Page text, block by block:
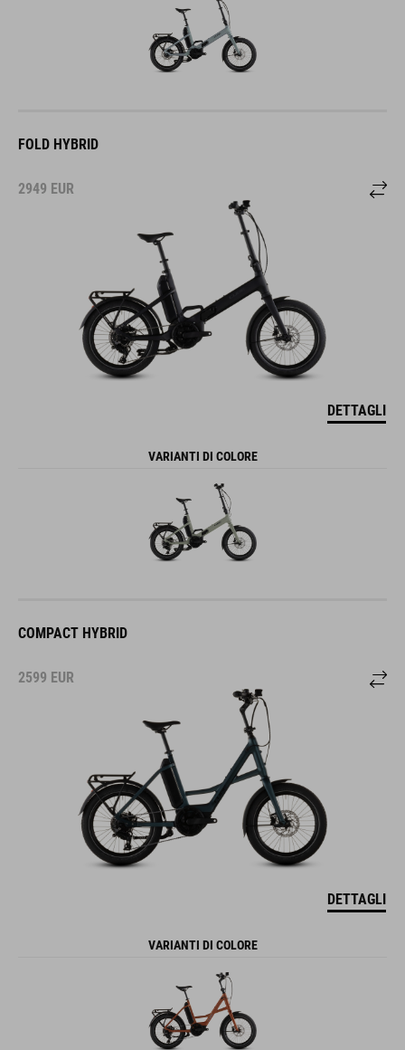
FOLD HYBRID
2949 EUR
DETTAGLI
VARIANTI DI COLORE
COMPACT HYBRID
2599 EUR
DETTAGLI
VARIANTI DI COLORE